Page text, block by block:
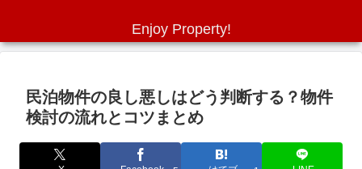
Enjoy Property!
民泊物件の良し悪しはどう判断する？物件
検討の流れとコツまとめ